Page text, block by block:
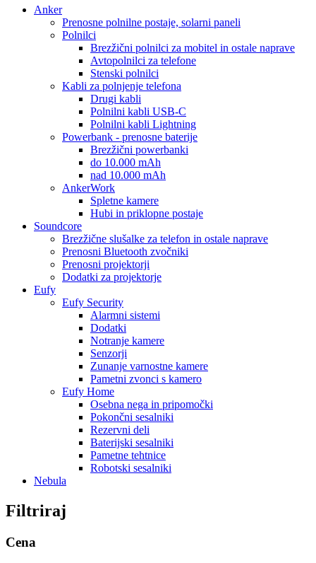
Anker
Prenosne polnilne postaje, solarni paneli
Polnilci
Brezžični polnilci za mobitel in ostale naprave
Avtopolnilci za telefone
Stenski polnilci
Kabli za polnjenje telefona
Drugi kabli
Polnilni kabli USB-C
Polnilni kabli Lightning
Powerbank - prenosne baterije
Brezžični powerbanki
do 10.000 mAh
nad 10.000 mAh
AnkerWork
Spletne kamere
Hubi in priklopne postaje
Soundcore
Brezžične slušalke za telefon in ostale naprave
Prenosni Bluetooth zvočniki
Prenosni projektorji
Dodatki za projektorje
Eufy
Eufy Security
Alarmni sistemi
Dodatki
Notranje kamere
Senzorji
Zunanje varnostne kamere
Pametni zvonci s kamero
Eufy Home
Osebna nega in pripomočki
Pokončni sesalniki
Rezervni deli
Baterijski sesalniki
Pametne tehtnice
Robotski sesalniki
Nebula
Filtriraj
Cena